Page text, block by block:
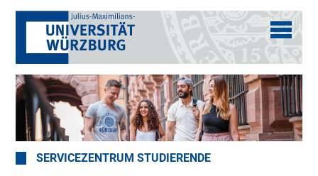
SERVICEZENTRUM STUDIERENDE